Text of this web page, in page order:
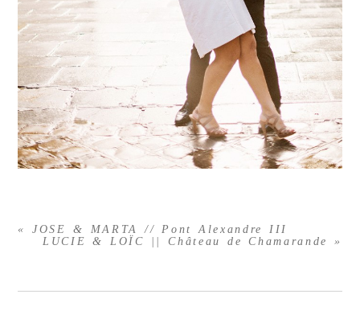
«
JOSE & MARTA // Pont Alexandre III
LUCIE & LOÏC || Château de Chamarande
»